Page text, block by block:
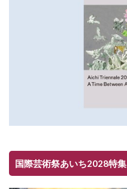
国際芸術祭あいち2028特集